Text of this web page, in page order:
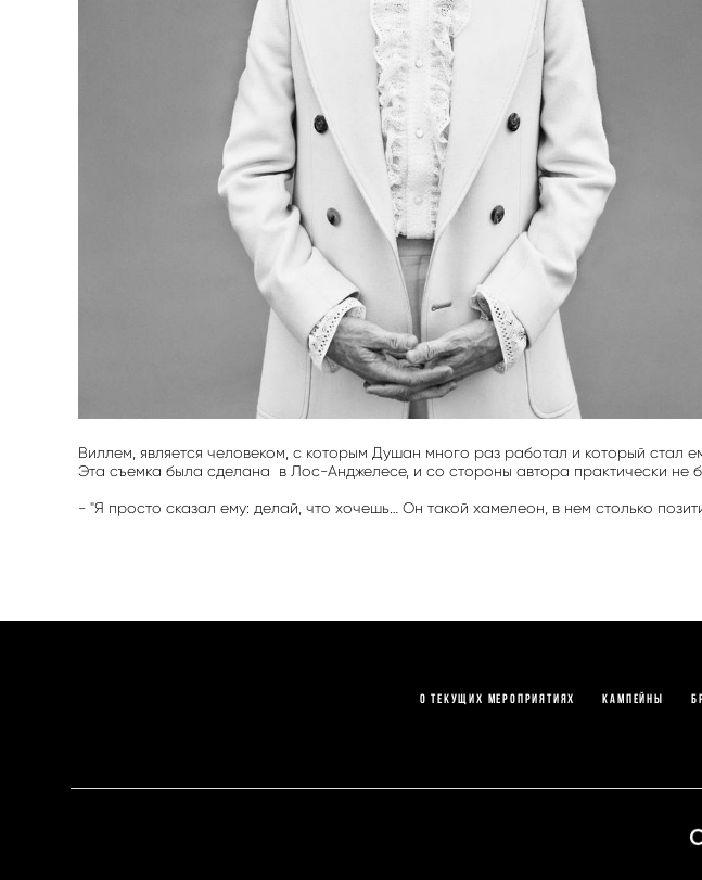
Виллем, является человеком, с которым Душан много раз работал и который стал
Эта съемка была сделана в Лос-Анджелесе, и со стороны автора практически не
- "Я просто сказал ему: делай, что хочешь… Он такой хамелеон, в нем столько
О текущих мероприятиях КАМПЕЙНЫ